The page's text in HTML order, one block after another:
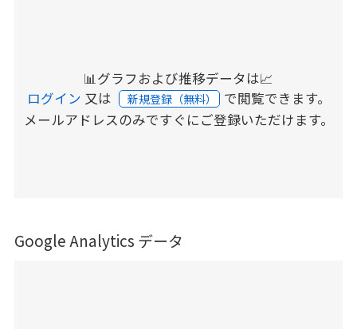
📊グラフおよび推移データは📈
ログイン 又は 新規登録（無料） で閲覧できます。
メールアドレスのみですぐにご登録いただけます。
Google Analytics データ